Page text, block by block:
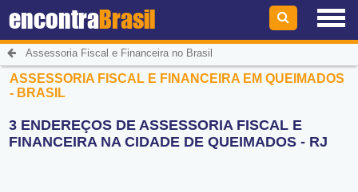
encontraBrasil
Assessoria Fiscal e Financeira no Brasil
ASSESSORIA FISCAL E FINANCEIRA EM QUEIMADOS
- BRASIL
3 ENDEREÇOS DE ASSESSORIA FISCAL E
FINANCEIRA NA CIDADE DE QUEIMADOS - RJ